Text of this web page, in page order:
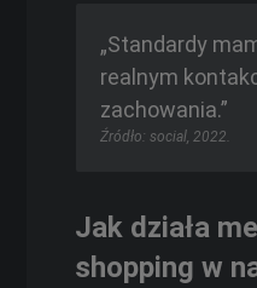
„Standardy
realnym
zachowania.”
Źródło: social, 2022.
Jak działa
shopping w